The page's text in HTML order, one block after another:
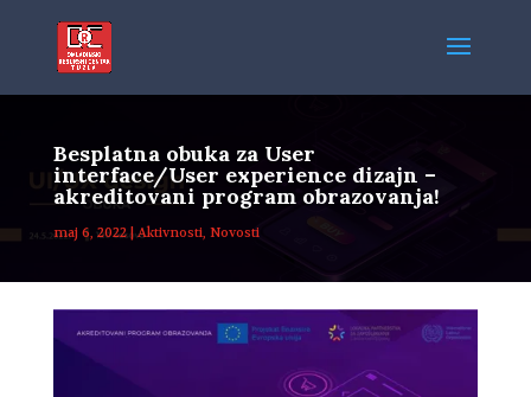
Besplatna obuka za User
interface/User experience dizajn –
akreditovani program obrazovanja!
maj 6, 2022|Aktivnosti, Novosti